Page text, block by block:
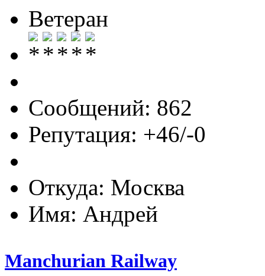
Ветеран
Сообщений: 862
Репутация: +46/-0
Откуда: Москва
Имя: Андрей
Manchurian Railway